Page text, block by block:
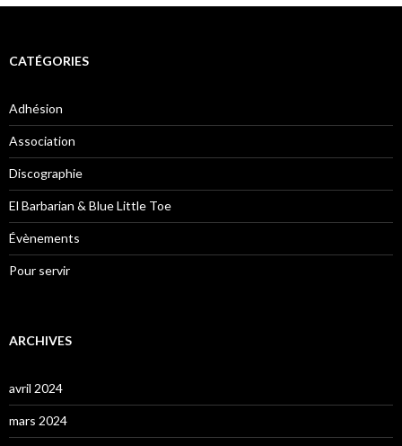
CATÉGORIES
Adhésion
Association
Discographie
El Barbarian & Blue Little Toe
Évènements
Pour servir
ARCHIVES
avril 2024
mars 2024